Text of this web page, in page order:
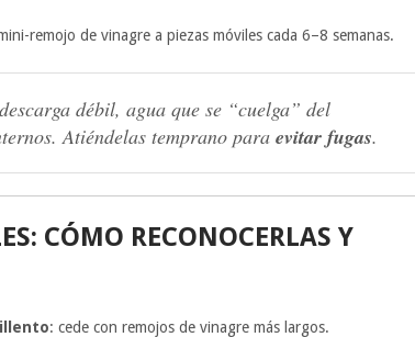
remojo de vinagre a piezas móviles cada 6–8 semanas.
débil, agua que se “cuelga” del
Atiéndelas temprano para evitar fugas.
CÓMO RECONOCERLAS Y
: cede con remojos de vinagre más largos.